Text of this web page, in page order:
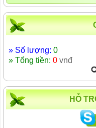
» Số lượng: 0
» Tổng tiền: 0 vnđ
HỖ